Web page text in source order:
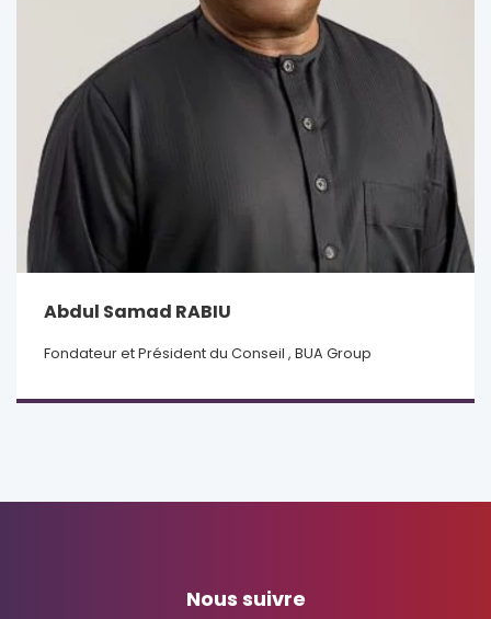
Abdul Samad RABIU
Fondateur et Président du Conseil , BUA Group
Nous suivre